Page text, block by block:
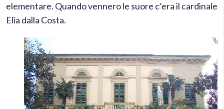
elementare. Quando vennero le suore c’era il cardinale
Elia dalla Costa.